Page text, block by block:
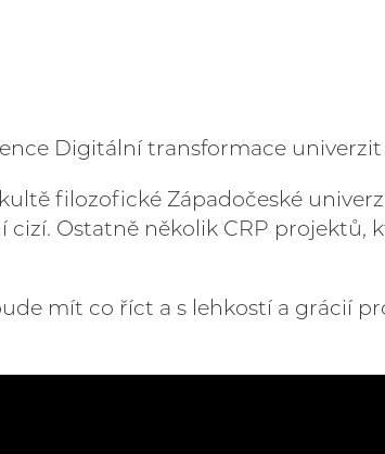
Digitální transformace univerzit
filozofické Západočeské
Ostatně několik CRP projektů,
mít co říct a s lehkostí a grácií